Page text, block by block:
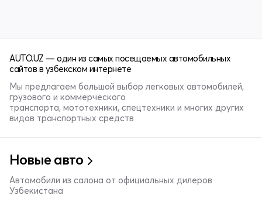
AUTO.UZ — один из самых посещаемых автомобильных
сайтов в узбекском интернете
Мы предлагаем большой выбор легковых автомобилей,
грузового и коммерческого
транспорта, мототехники, спецтехники и многих других
видов транспортных средств
Новые авто
Автомобили из салона от официальных дилеров
Узбекистана